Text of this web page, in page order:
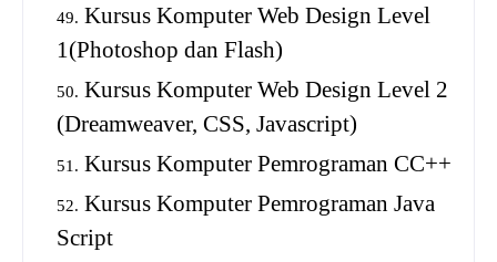
Kursus Komputer Web Design Level
1(Photoshop dan Flash)
Kursus Komputer Web Design Level 2
(Dreamweaver, CSS, Javascript)
Kursus Komputer Pemrograman CC++
Kursus Komputer Pemrograman Java
Script